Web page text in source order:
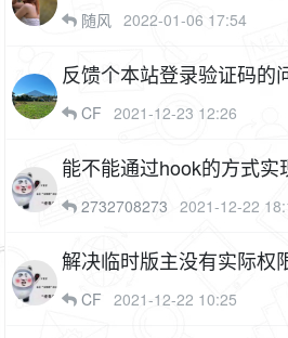
随风 2022-01-06 17:54
反馈个本站登录验证码的
CF 2021-12-23 12:26
能不能通过hook的方式实
研究一下
2732708273 2021-12-22
解决临时版主没有实际权
CF 2021-12-22 10:25